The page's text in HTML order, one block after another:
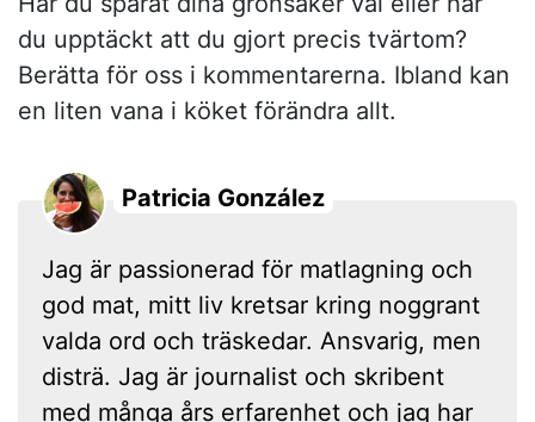
du upptäckt att du gjort precis tvärtom?
Berätta för oss i kommentarerna. Ibland kan
en liten vana i köket förändra allt.
Patricia González
Jag är passionerad för matlagning och
god mat, mitt liv kretsar kring noggrant
valda ord och träskedar. Ansvarig, men
disträ. Jag är journalist och skribent
med många års erfarenhet och jag har